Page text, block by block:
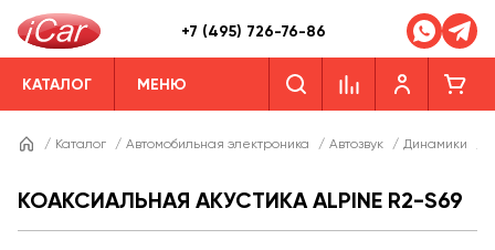
+7 (495) 726-76-86
КАТАЛОГ МЕНЮ
/ Каталог / Автомобильная электроника / Автозвук / Динамики
КОАКСИАЛЬНАЯ АКУСТИКА ALPINE R2-S69